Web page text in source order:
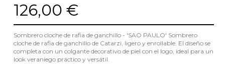
126,00 €
Sombrero cloche de rafia de ganchillo - 'SAO PAULO' Sombrero
cloche de rafia de ganchillo de Catarzi, ligero y enrollable. El diseño se
completa con un colgante decorativo de piel con el logo, ideal para un
look veraniego práctico y versátil.